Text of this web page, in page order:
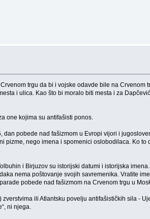
trgu da bi i vojske odavde bile na Crvenom
i ulica. Kao što bi moralo biti mesta i za
one kojima su antifašisti ponos.
pobede nad fašizmom u Evropi vijori i
pizme, nego imena i spomenici oslobodilaca. Ko to
i Birjuzov su istorijski datumi i istorijska
nema poštovanje svojih savremenika. Vratite
pobede nad fašizmom na Crvenom trgu u
ili Atlantsku povelju antifašističkih sila -
ni njega.